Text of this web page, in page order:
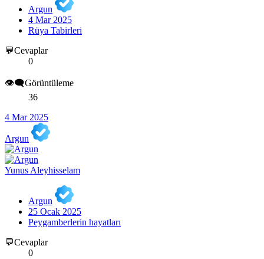
Argun
4 Mar 2025
Rüya Tabirleri
💬Cevaplar
0
👁️‍🗨️Görüntüleme
36
4 Mar 2025
Argun
Yunus Aleyhisselam
Argun
25 Ocak 2025
Peygamberlerin hayatları
💬Cevaplar
0